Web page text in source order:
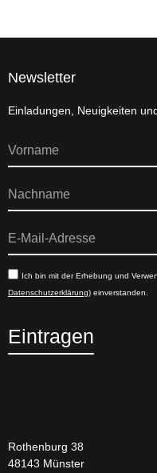
Newsletter
Einladungen, Neuigkeiten
Ich bin mit der Erhebung und
Datenschutzerklärung) einverstanden.
Eintragen
Rothenburg 38
48143 Münster